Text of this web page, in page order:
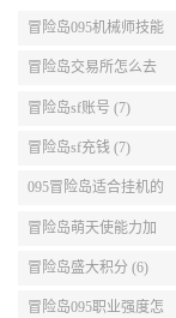
冒险岛095机械师技能
展示 (9)
冒险岛交易所怎么去
(8)
冒险岛sf账号 (7)
冒险岛sf充钱 (7)
095冒险岛适合挂机的
地图 (7)
冒险岛萌天使能力加
点 (6)
冒险岛盛大积分 (6)
冒险岛095职业强度怎